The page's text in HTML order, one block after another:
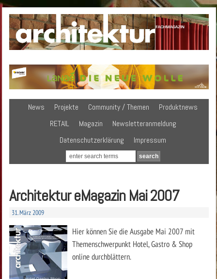
News Projekte Community / Themen
Produktnews
RETAIL
Magazin
Newsletteranmeldung
Datenschutzerklärung
Impressum
Architektur eMagazin Mai 2007
31. März 2009
Hier können Sie die Ausgabe Mai 2007 mit
Themenschwerpunkt Hotel, Gastro & Shop
online durchblättern.